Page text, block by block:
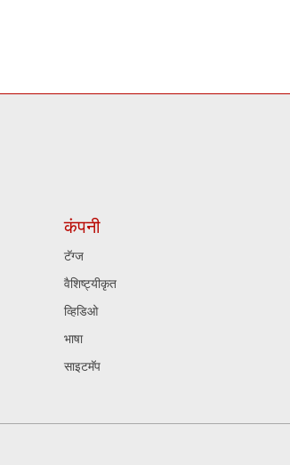
कंपनी
टॅग्ज
वैशिष्ट्यीकृत
व्हिडिओ
भाषा
साइटमॅप